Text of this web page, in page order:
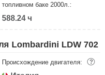
топливном баке 2000л.:
588.24 ч
Lombardini LDW 702
Происхождение двигателя: ?